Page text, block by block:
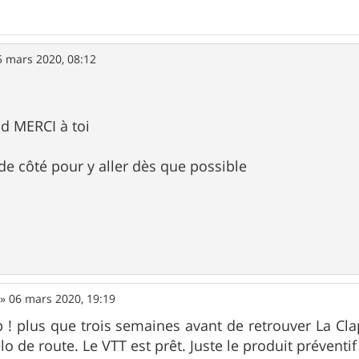
mars 2020, 08:12
MERCI à toi
côté pour y aller dès que possible
06 mars 2020, 19:19
! plus que trois semaines avant de retrouver La
de route. Le VTT est prêt. Juste le produit